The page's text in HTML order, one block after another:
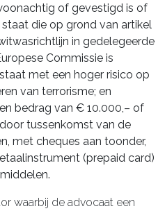
of gevestigd is of
die op grond van artikel
in gedelegeerde
Commissie is
met een hoger risico op
van terrorisme; en
bedrag van € 10.000,– of
tussenkomst van de
met cheques aan toonder,
(prepaid card)
waarbij de advocaat een